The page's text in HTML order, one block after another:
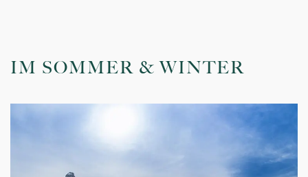
IM SOMMER & WINTER